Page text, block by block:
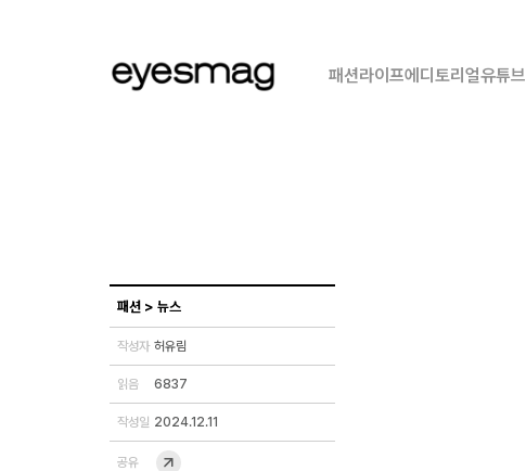
패션라이프에디토리얼유튜브
패션 > 뉴스
작성자 허유림
읽음 6837
작성일 2024.12.11
공유